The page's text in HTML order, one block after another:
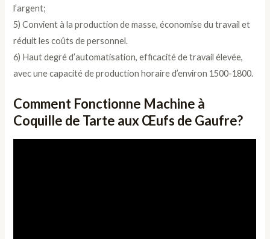
l’argent;
5) Convient à la production de masse, économise du travail et
réduit les coûts de personnel.
6) Haut degré d’automatisation, efficacité de travail élevée,
avec une capacité de production horaire d’environ 1500-1800.
Comment Fonctionne Machine à
Coquille de Tarte aux Œufs de Gaufre?